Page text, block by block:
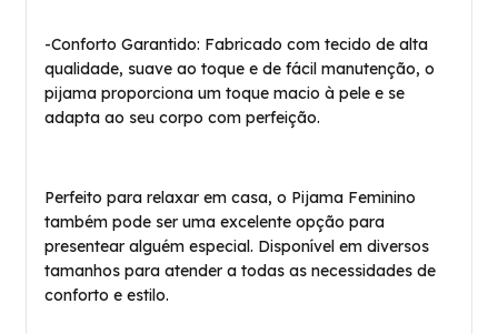
-Conforto Garantido: Fabricado com tecido de alta
qualidade, suave ao toque e de fácil manutenção, o
pijama proporciona um toque macio à pele e se
adapta ao seu corpo com perfeição.
Perfeito para relaxar em casa, o Pijama Feminino
também pode ser uma excelente opção para
presentear alguém especial. Disponível em diversos
tamanhos para atender a todas as necessidades de
conforto e estilo.